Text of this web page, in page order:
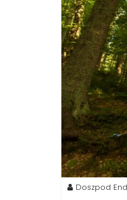
Doszpod